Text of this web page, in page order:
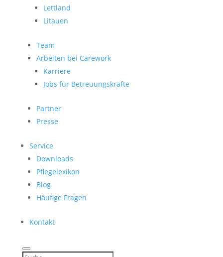
Lettland
Litauen
Team
Arbeiten bei Carework
Karriere
Jobs für Betreuungskräfte
Partner
Presse
Service
Downloads
Pflegelexikon
Blog
Häufige Fragen
Kontakt